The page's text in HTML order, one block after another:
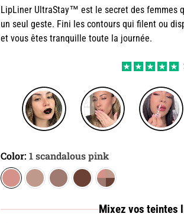
LipLiner UltraStay™ est le secret des femmes
un seul geste. Fini les contours qui filent ou
et vous êtes tranquille toute la journée.
Color: 1 scandalous pink
Mixez vos teintes